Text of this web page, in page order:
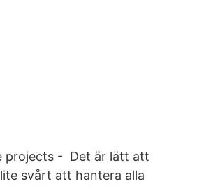
projects - Det är lätt att
svårt att hantera alla